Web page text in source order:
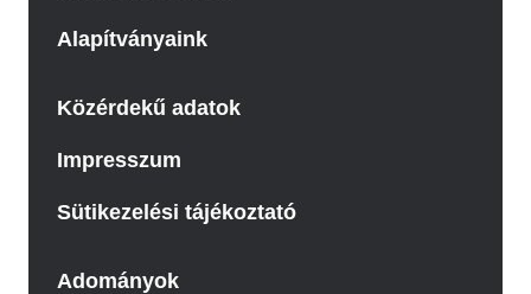
Alapítványaink
Közérdekű adatok
Impresszum
Sütikezelési tájékoztató
Adományok